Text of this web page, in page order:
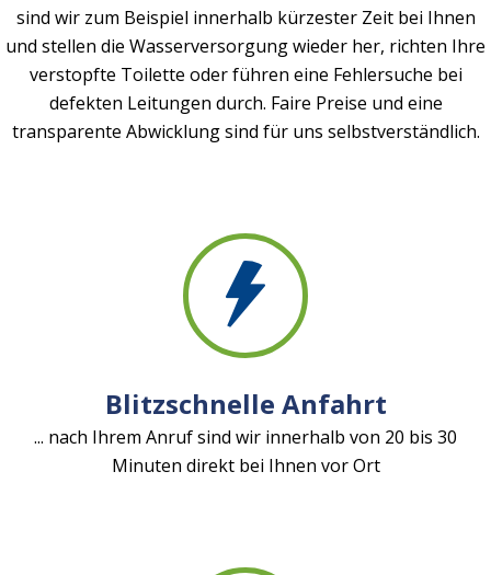
sind wir zum Beispiel innerhalb kürzester Zeit bei Ihnen
und stellen die Wasserversorgung wieder her, richten Ihre
verstopfte Toilette oder führen eine Fehlersuche bei
defekten Leitungen durch. Faire Preise und eine
transparente Abwicklung sind für uns selbstverständlich.
Blitzschnelle Anfahrt
... nach Ihrem Anruf sind wir innerhalb von 20 bis 30
Minuten direkt bei Ihnen vor Ort